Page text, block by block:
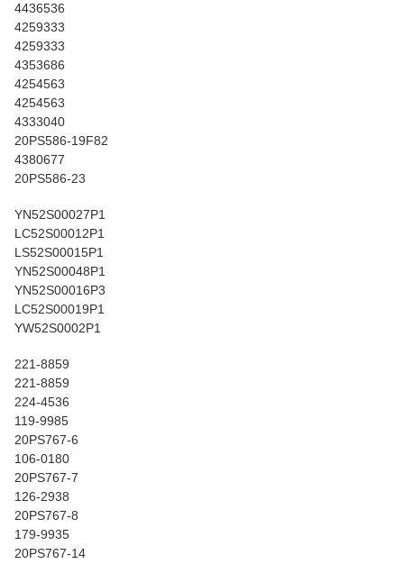
4436536
4259333
4259333
4353686
4254563
4254563
4333040
20PS586-19F82
4380677
20PS586-23
YN52S00027P1
LC52S00012P1
LS52S00015P1
YN52S00048P1
YN52S00016P3
LC52S00019P1
YW52S0002P1
221-8859
221-8859
224-4536
119-9985
20PS767-6
106-0180
20PS767-7
126-2938
20PS767-8
179-9935
20PS767-14